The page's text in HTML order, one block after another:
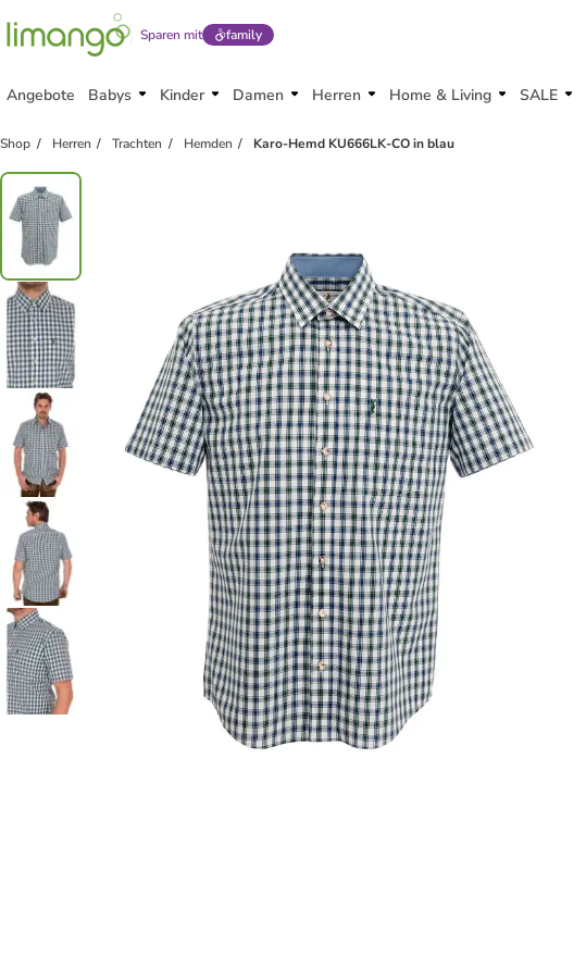
Sparen mit family
Angebote Babys Kinder Damen Herren Home & Living SALE
Shop Herren Trachten Hemden Karo-Hemd KU666LK-CO in blau